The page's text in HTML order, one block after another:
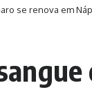
se renova em